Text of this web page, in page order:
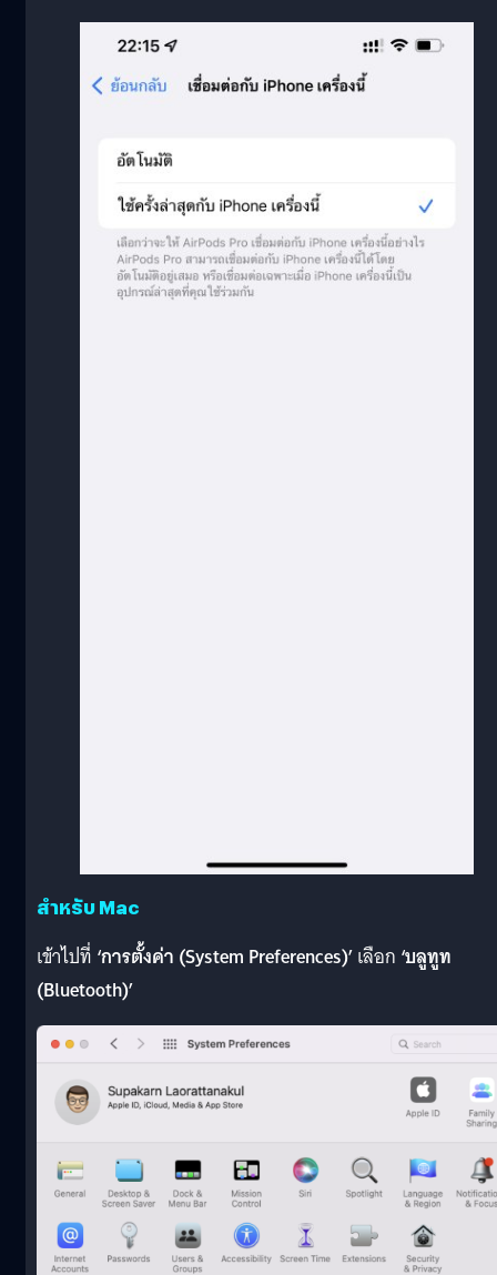
สำหรับ Mac
เข้าไปที่ ‘การตั้งค่า (System Preferences)’เลือก ‘บลูทูท
(Bluetooth)’